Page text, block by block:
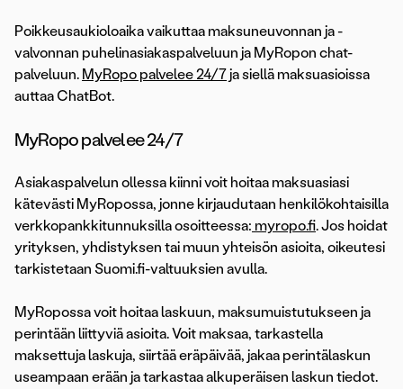
Poikkeusaukioloaika vaikuttaa maksuneuvonnan ja -
valvonnan puhelinasiakaspalveluun ja MyRopon chat-
palveluun. MyRopo palvelee 24/7ja siellä maksuasioissa
auttaa ChatBot.
MyRopo palvelee 24/7
Asiakaspalvelun ollessa kiinni voit hoitaa maksuasiasi
kätevästi MyRopossa, jonne kirjaudutaan henkilökohtaisilla
verkkopankkitunnuksilla osoitteessa: myropo.fi. Jos hoidat
yrityksen, yhdistyksen tai muun yhteisön asioita, oikeutesi
tarkistetaan Suomi.fi-valtuuksien avulla.
MyRopossa voit hoitaa laskuun, maksumuistutukseen ja
perintään liittyviä asioita. Voit maksaa, tarkastella
maksettuja laskuja, siirtää eräpäivää, jakaa perintälaskun
useampaan erään ja tarkastaa alkuperäisen laskun tiedot.